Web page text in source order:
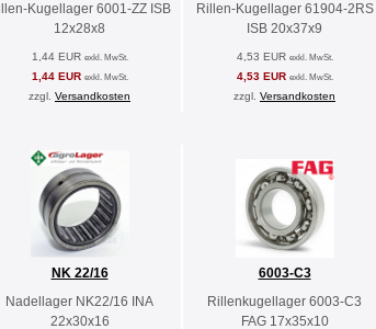
Kugellager 6001-ZZ ISB
12x28x8
1,44 EUR exkl. MwSt.
1,44 EUR exkl. MwSt.
zzgl. Versandkosten
Rillen-Kugellager 61904-2RS
ISB 20x37x9
4,53 EUR exkl. MwSt.
4,53 EUR exkl. MwSt.
zzgl. Versandkosten
NK 22/16
Nadellager NK22/16 INA
22x30x16
6003-C3
Rillenkugellager 6003-C3
FAG 17x35x10